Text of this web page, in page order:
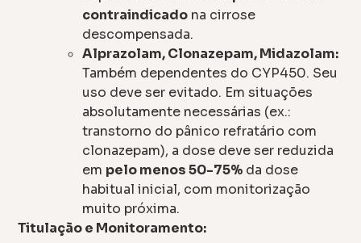
contraindicado na cirrose
descompensada.
Alprazolam, Clonazepam, Midazolam:
Também dependentes do CYP450. Seu
uso deve ser evitado. Em situações
absolutamente necessárias (ex.:
transtorno do pânico refratário com
clonazepam), a dose deve ser reduzida
em pelo menos 50-75% da dose
habitual inicial, com monitorização
muito próxima.
Titulação e Monitoramento: